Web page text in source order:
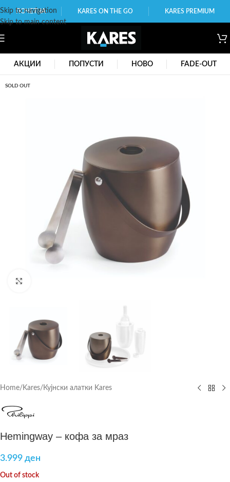
Skip to navigation
Skip to main content
ПОЧЕТНА KARES ON THE GO KARES PREMIUM
АКЦИИ ПОПУСТИ НОВО FADE-OUT
SOLD OUT
Home/ Kares/ Кујнски алатки Kares
Hemingway – кофа за мраз
3.999 ден
Out of stock